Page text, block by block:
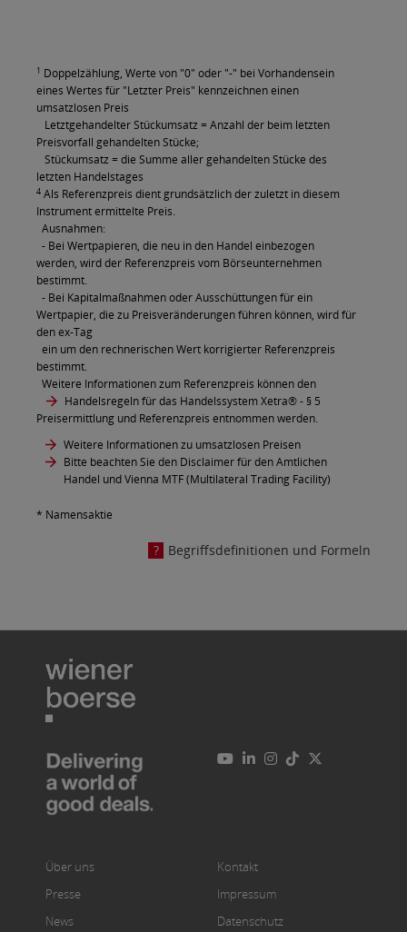
1 Doppelzählung, Werte von "0" oder "-" bei Vorhandensein
eines Wertes für "Letzter Preis" kennzeichnen einen
umsatzlosen Preis
Letztgehandelter Stückumsatz = Anzahl der beim letzten
Preisvorfall gehandelten Stücke;
Stückumsatz = die Summe aller gehandelten Stücke des
letzten Handelstages
4 Als Referenzpreis dient grundsätzlich der zuletzt in diesem
Instrument ermittelte Preis.
Ausnahmen:
- Bei Wertpapieren, die neu in den Handel einbezogen
werden, wird der Referenzpreis vom Börseunternehmen
bestimmt.
- Bei Kapitalmaßnahmen oder Ausschüttungen für ein
Wertpapier, die zu Preisveränderungen führen können, wird für
den ex-Tag
ein um den rechnerischen Wert korrigierter Referenzpreis
bestimmt.
Weitere Informationen zum Referenzpreis können den
Handelsregeln für das Handelssystem Xetra®- § 5
Preisermittlung und Referenzpreis entnommen werden.
Weitere Informationen zu umsatzlosen Preisen
Bitte beachten Sie den Disclaimer für den Amtlichen
Handel und Vienna MTF (Multilateral Trading Facility)
* Namensaktie
Begriffsdefinitionen und Formeln
Über uns
Presse
News
Kontakt
Impressum
Datenschutz